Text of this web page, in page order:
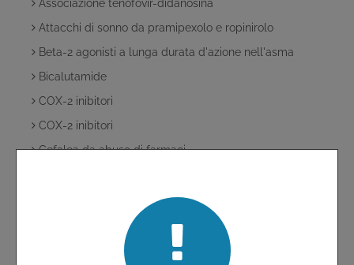
Associazione tenofovir-didanosina
Attacchi di sonno da pramipexolo e ropinirolo
Beta-2 agonisti a lunga durata d'azione nell'asma
Bicalutamide
COX-2 inibitori
COX-2 inibitori
Cefalea da abuso di farmaci
Clopidogrel più aspirina
Contraccettivi orali e infarto miocardico